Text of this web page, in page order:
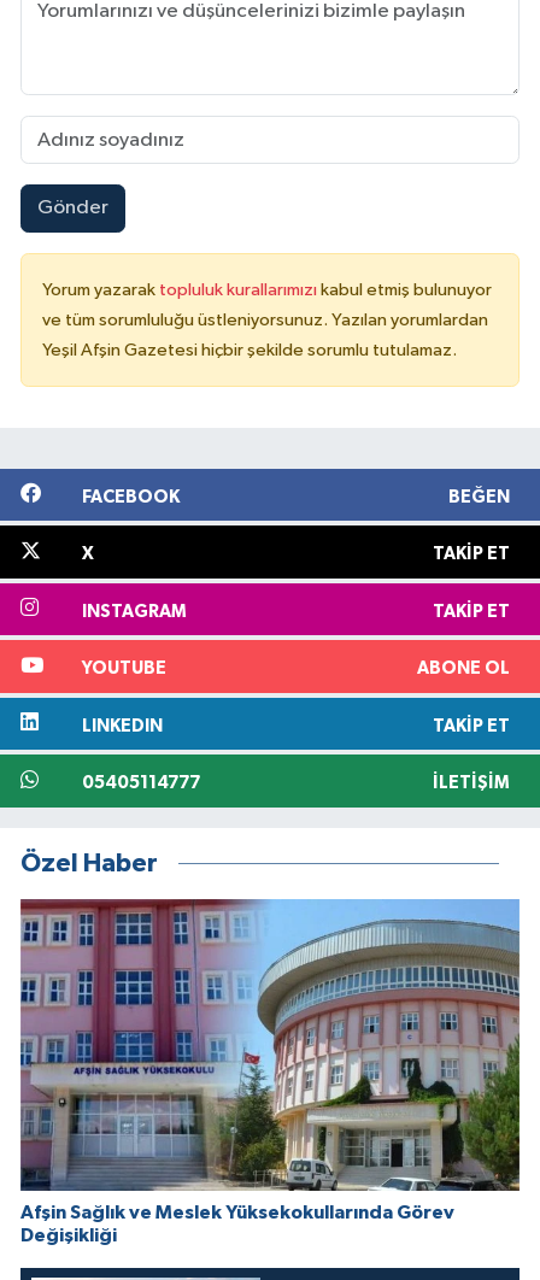
Gönder
Yorum yazarak topluluk kurallarımızı kabul etmiş bulunuyor
ve tüm sorumluluğu üstleniyorsunuz. Yazılan yorumlardan
Yeşil Afşin Gazetesi hiçbir şekilde sorumlu tutulamaz.
FACEBOOK BEĞEN
X TAKIP ET
INSTAGRAM TAKIP ET
YOUTUBE ABONE OL
LINKEDIN TAKIP ET
05405114777 İLETIŞIM
Özel Haber
Afşin Sağlık ve Meslek Yüksekokullarında Görev
Değişikliği